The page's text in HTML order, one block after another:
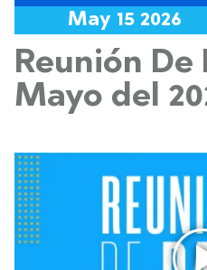
May 15 2026
Reunión De
Mayo del